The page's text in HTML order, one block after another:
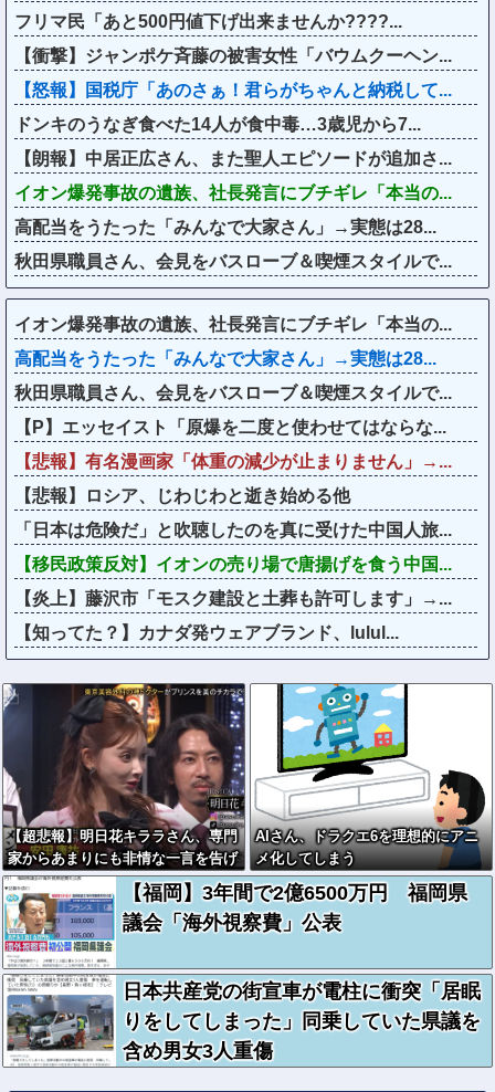
フリマ民「あと500円値下げ出来ませんか????...
【衝撃】ジャンポケ斉藤の被害女性「バウムクーヘン...
【怒報】国税庁「あのさぁ！君らがちゃんと納税して...
ドンキのうなぎ食べた14人が食中毒…3歳児から7...
【朗報】中居正広さん、また聖人エピソードが追加さ...
イオン爆発事故の遺族、社長発言にブチギレ「本当の...
高配当をうたった「みんなで大家さん」→実態は28...
秋田県職員さん、会見をバスローブ＆喫煙スタイルで...
イオン爆発事故の遺族、社長発言にブチギレ「本当の...
高配当をうたった「みんなで大家さん」→実態は28...
秋田県職員さん、会見をバスローブ＆喫煙スタイルで...
【P】エッセイスト「原爆を二度と使わせてはならな...
【悲報】有名漫画家「体重の減少が止まりません」→...
【悲報】ロシア、じわじわと逝き始める他
「日本は危険だ」と吹聴したのを真に受けた中国人旅...
【移民政策反対】イオンの売り場で唐揚げを食う中国...
【炎上】藤沢市「モスク建設と土葬も許可します」→...
【知ってた？】カナダ発ウェアブランド、lulul...
【超悲報】明日花キララさん、専門
家からあまりにも非情な一言を告げ
られる
AIさん、ドラクエ6を理想的にアニ
メ化してしまう
【福岡】3年間で2億6500万円 福岡県
議会「海外視察費」公表
日本共産党の街宣車が電柱に衝突「居眠
りをしてしまった」同乗していた県議を
含め男女3人重傷